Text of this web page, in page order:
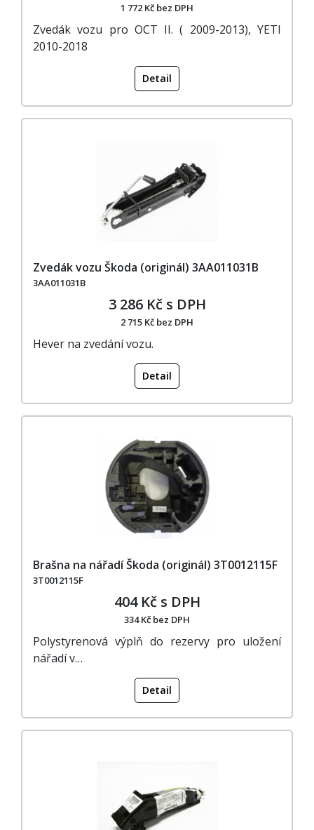
1 772 Kč bez DPH
Zvedák vozu pro OCT II. ( 2009-2013), YETI
2010-2018
Detail
Zvedák vozu Škoda (originál) 3AA011031B
3AA011031B
3 286 Kč s DPH
2 715 Kč bez DPH
Hever na zvedání vozu.
Detail
Brašna na nářadí Škoda (originál) 3T0012115F
3T0012115F
404 Kč s DPH
334 Kč bez DPH
Polystyrenová výplň do rezervy pro uložení
nářadí v…
Detail